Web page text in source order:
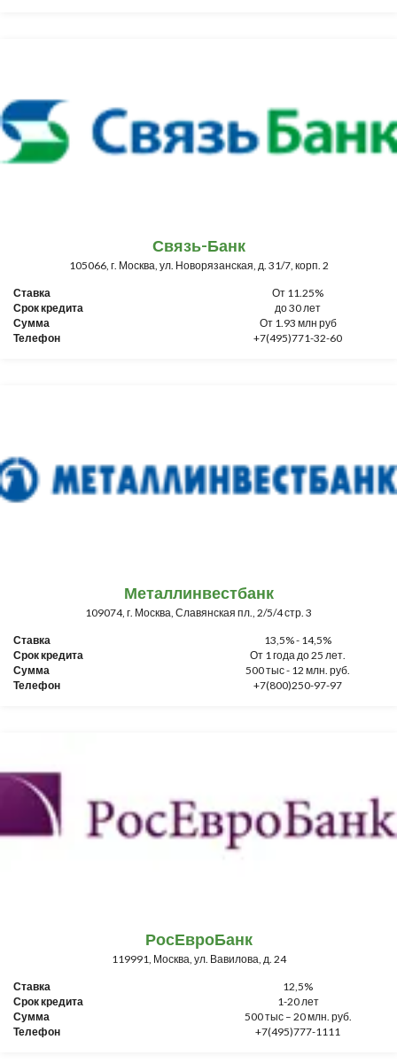
Связь-Банк
105066, г. Москва, ул. Новорязанская, д. 31/7, корп. 2
Ставка
От 11.25%
Срок кредита
до 30 лет
Сумма
От 1.93 млн руб
Телефон
+7(495)771-32-60
Металлинвестбанк
109074, г. Москва, Славянская пл., 2/5/4 стр. 3
Ставка
13,5% - 14,5%
Срок кредита
От 1 года до 25 лет.
Сумма
500 тыс - 12 млн. руб.
Телефон
+7(800)250-97-97
РосЕвроБанк
119991, Москва, ул. Вавилова, д. 24
Ставка
12,5%
Срок кредита
1-20 лет
Сумма
500 тыс – 20 млн. руб.
Телефон
+7(495)777-1111